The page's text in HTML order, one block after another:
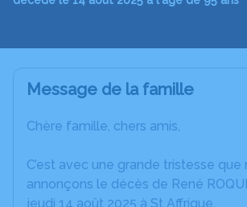
Message de la famille
Chère famille, chers amis,
C’est avec une grande tristesse que
annonçons le décès de René
jeudi 14 août 2025 à St Affrique.